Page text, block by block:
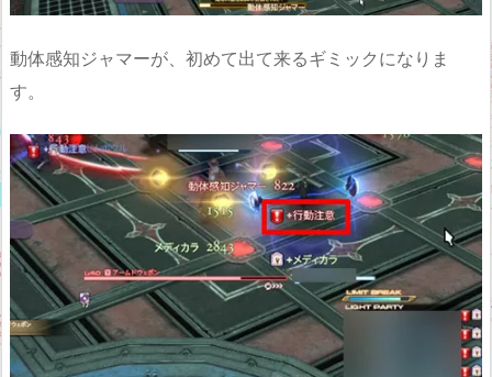
動体感知ジャマーが、初めて出て来るギミックになりま
す。